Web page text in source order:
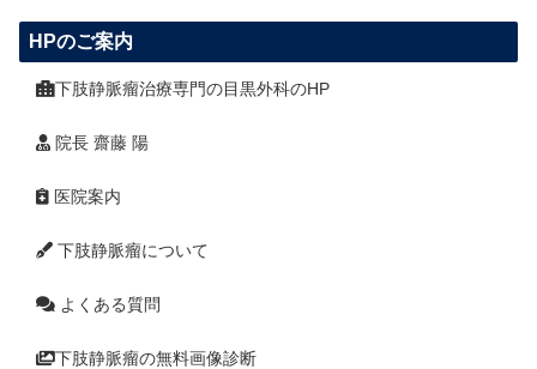
HPのご案内
下肢静脈瘤治療専門の目黒外科のHP
院長 齋藤 陽
医院案内
下肢静脈瘤について
よくある質問
下肢静脈瘤の無料画像診断